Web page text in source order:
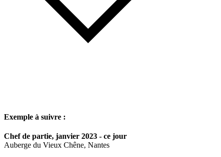
Exemple à suivre :
Chef de partie, janvier 2023 - ce jour
Auberge du Vieux Chêne, Nantes